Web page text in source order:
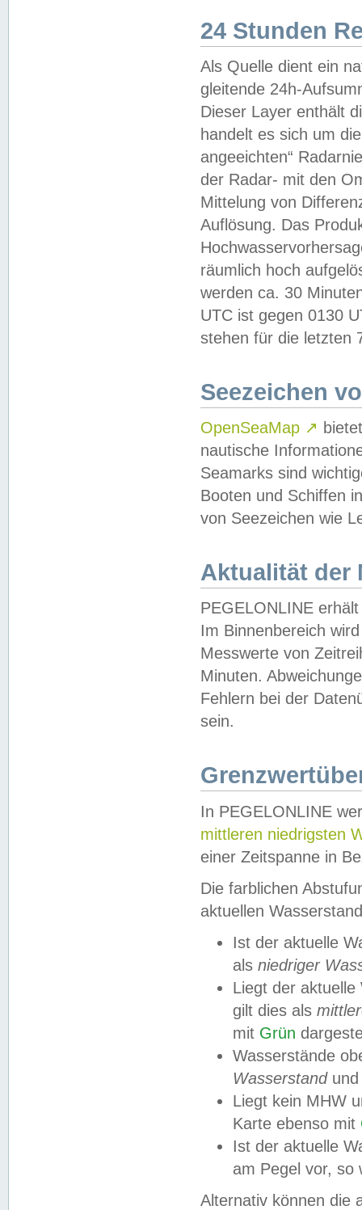
24 Stunden
Als Quelle dient ein
gleitende 24h-
Dieser Layer enthält
handelt es sich um
angeeichten“
der Radar- mit den
Mittelung von
Auflösung. Das
räumlich hoch
werden ca. 30
UTC ist gegen 0130
stehen für die letzten
Seezeichen
OpenSeaMap ↗
nautische
Seamarks sind
Booten und Schiffen
von Seezeichen wie
Aktualität der
PEGELONLINE
Im Binnenbereich
Messwerte von
Minuten.
Fehlern bei der
sein.
In PEGELONLINE
mittleren niedrigsten
einer Zeitspanne in
Die farblichen
aktuellen
Ist der aktuelle
als niedriger
Liegt der
gilt dies als
mit Grün
Wasserstände
Wasserstandund
Liegt kein MHW
Karte ebenso mit
Ist der aktuelle
am Pegel vor,
Alternativ können die